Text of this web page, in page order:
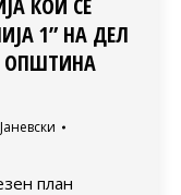
1” НА ДЕЛ
ОПШТИНА
план